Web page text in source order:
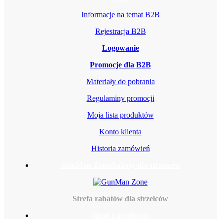
Informacje na temat B2B
Rejestracja B2B
Logowanie
Promocje dla B2B
Materiały do pobrania
Regulaminy promocji
Moja lista produktów
Konto klienta
Historia zamówień
Strefa rabatów dla strzelców